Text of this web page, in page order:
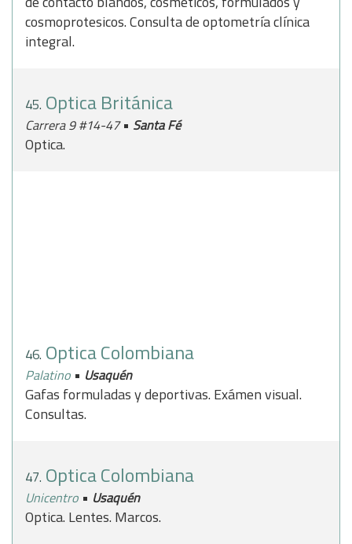
cosmoprotesicos. Consulta de optometría clínica
integral.
45. Optica Británica
Carrera 9 #14-47• Santa Fé
Optica.
46. Optica Colombiana
Palatino • Usaquén
Gafas formuladas y deportivas. Exámen visual.
Consultas.
47. Optica Colombiana
Unicentro • Usaquén
Optica. Lentes. Marcos.